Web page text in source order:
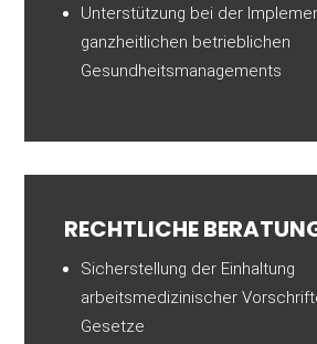
Unterstützung bei der
ganzheitlichen betrieblichen
Gesundheitsmanagements
RECHTLICHE
Sicherstellung der Einhaltung
arbeitsmedizinischer
Gesetze